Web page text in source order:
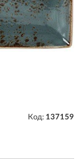
Код: 137159